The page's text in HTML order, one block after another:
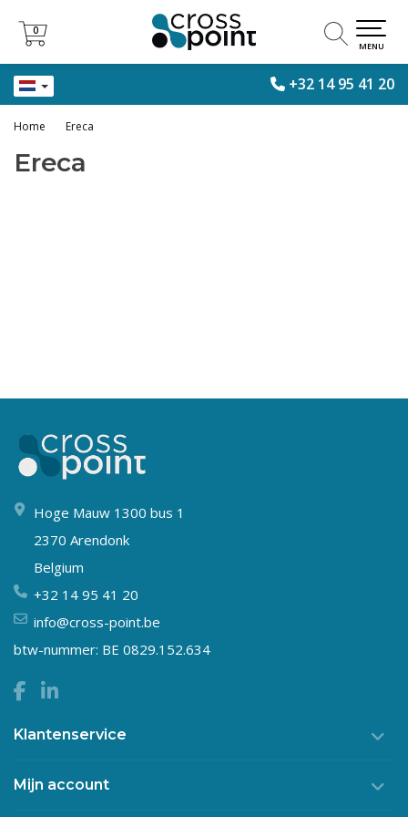
+32 14 95 41 20
0
0
MENU
Home Ereca
Ereca
Hoge Mauw 1300 bus 1
2370 Arendonk
Belgium
+32 14 95 41 20
info@cross-point.be
btw-nummer: BE 0829.152.634
Klantenservice
Mijn account